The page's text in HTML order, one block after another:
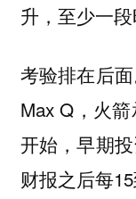
升，至少一段
考验排在后
Max Q，火
开始，早期
财报之后每